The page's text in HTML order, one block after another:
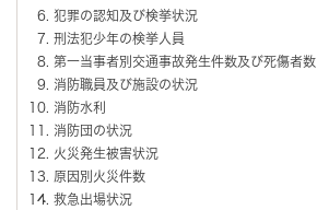
犯罪の認知及び検挙状況
刑法犯少年の検挙人員
第一当事者別交通事故発生件数及び死傷者数
消防職員及び施設の状況
消防水利
消防団の状況
火災発生被害状況
原因別火災件数
救急出場状況